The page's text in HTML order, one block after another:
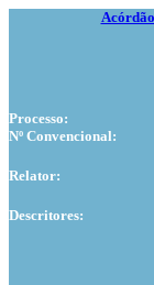
Processo:
Nº Convencional:
Relator:
Descritores: